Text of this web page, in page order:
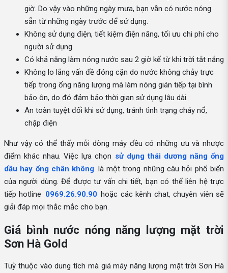
giờ. Do vậy vào những ngày mưa, bạn vẫn có nước nóng
sẵn từ những ngày trước để sử dụng.
Không sử dụng điện, tiết kiệm điện năng, tối ưu chi phí cho
người sử dụng.
Có khả năng làm nóng nước sau 2 giờ kể từ khi trời tắt nắng
Không lo lắng vấn đề đóng cặn do nước không chảy trực
tiếp trong ống năng lượng mà làm nóng gián tiếp tại bình
bảo ôn, do đó đảm bảo thời gian sử dụng lâu dài.
An toàn tuyệt đối khi sử dụng, tránh tình trạng cháy nổ,
chập điện
Như vậy có thể thấy mỗi dòng máy đều có những ưu và nhược
điểm khác nhau. Việc lựa chọn sử dụng thái dương năng ống
dầu hay ống chân không là một trong những câu hỏi phổ biến
của người dùng. Để được tư vấn chi tiết, bạn có thể liên hệ trực
tiếp hotline 0969.26.90.90 hoặc các kênh chat, chuyên viên sẽ
giải đáp mọi thắc mắc cho bạn.
Giá bình nước nóng năng lượng mặt trời
Sơn Hà Gold
Tuỳ thuộc vào dung tích mà giá máy năng lượng mặt trời Sơn Hà